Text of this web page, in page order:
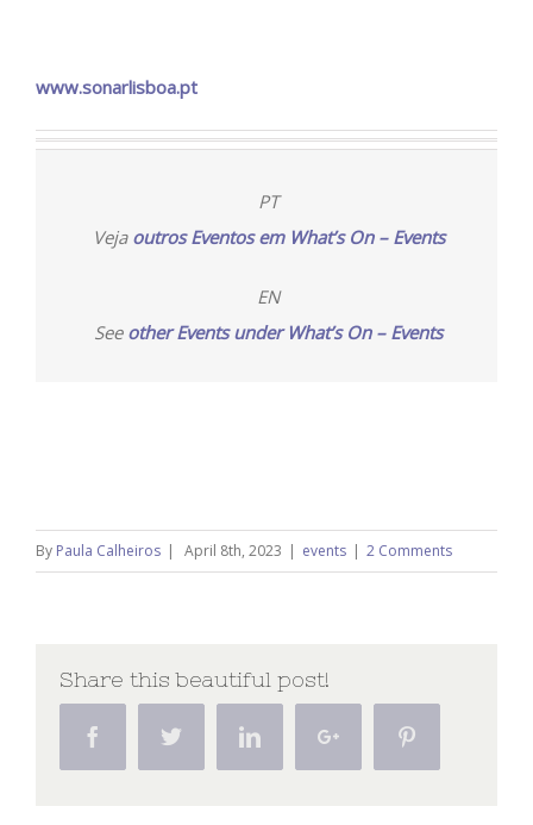
www.sonarlisboa.pt
PT
Veja outros Eventos em What’s On – Events
EN
See other Events under What’s On – Events
By Paula Calheiros | April 8th, 2023 | events | 2 Comments
Share this beautiful post!
Facebook Twitter LinkedinGoogle+